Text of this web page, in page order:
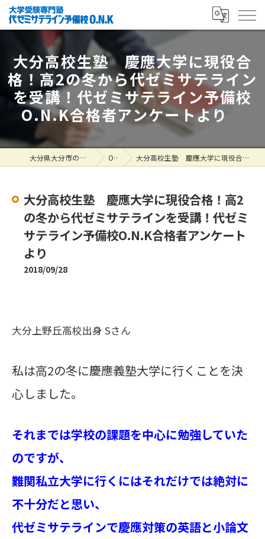
大分高校生塾 慶應大学に現役合
格！高2の冬から代ゼミサテライン
を受講！代ゼミサテライン予備校
O.N.K合格者アンケートより
大分県大分市の塾なら大学受験専門塾 代ゼミサテライン予備校O.N.K ONK掲示板 大分高校生塾 慶應大学に現役合格！高2の冬から代ゼミサテラインを受講！代ゼミサテライン予備校O.N.K合格者アンケートより
大分高校生塾 慶應大学に現役合格！高2
の冬から代ゼミサテラインを受講！代ゼミ
サテライン予備校O.N.K合格者アンケート
より
2018/09/28
大分上野丘高校出身 Sさん
私は高2の冬に慶應義塾大学に行くことを決
心しました。
それまでは学校の課題を中心に勉強していた
のですが、
難関私立大学に行くにはそれだけでは絶対に
不十分だと思い、
代ゼミサテラインで慶應対策の英語と小論文